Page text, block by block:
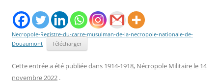
Necropole-Registre-du-carre-musulman-de-la-necropole-nationale-de-
Douaumont
Télécharger
Cette entrée a été publiée dans 1914-1918, Nécropole Militaire le 14
novembre 2022 .